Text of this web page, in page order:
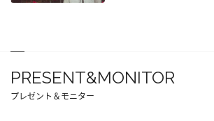
PRESENT&MONITOR
プレゼント＆モニター